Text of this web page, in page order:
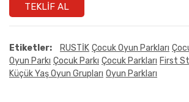
TEKLIF AL
Etiketler: RUSTİK Çocuk Oyun Parkları
Oyun Parkı Çocuk Parkı Çocuk Parkları First
Küçük Yaş Oyun Grupları Oyun Parkları